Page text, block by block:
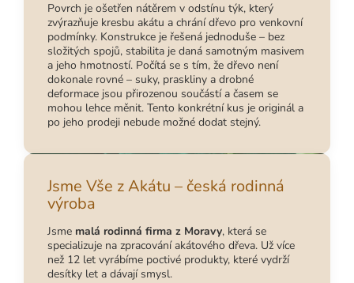
Povrch je ošetřen nátěrem v odstínu týk, který
zvýrazňuje kresbu akátu a chrání dřevo pro venkovní
podmínky. Konstrukce je řešená jednoduše – bez
složitých spojů, stabilita je daná samotným masivem
a jeho hmotností. Počítá se s tím, že dřevo není
dokonale rovné – suky, praskliny a drobné
deformace jsou přirozenou součástí a časem se
mohou lehce měnit. Tento konkrétní kus je originál a
po jeho prodeji nebude možné dodat stejný.
Jsme Vše z Akátu – česká rodinná
výroba
Jsme malá rodinná firma z Moravy, která se
specializuje na zpracování akátového dřeva. Už více
než 12 let vyrábíme poctivé produkty, které vydrží
desítky let a dávají smysl.